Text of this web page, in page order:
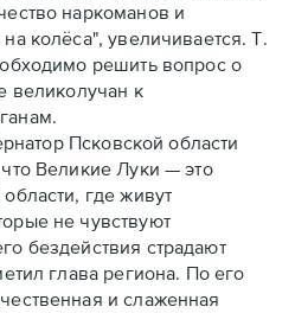
наркоманов и
колёса", увеличивается. Т.
решить вопрос о
великолучан к
Псковской области
Великие Луки — это
где живут
не чувствуют
бездействия страдают
глава региона. По его
и слаженная